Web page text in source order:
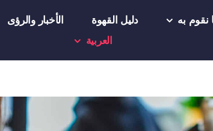
نقوم به دليل القهوة الأخبار والرؤى
العربية